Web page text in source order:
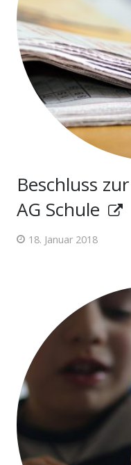
Beschluss
AG Schule
18. Januar 2018